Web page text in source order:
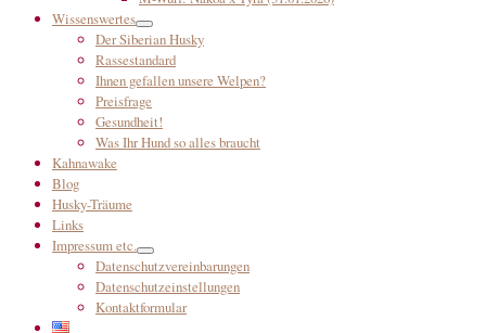
Wissenswertes
Der Siberian Husky
Rassestandard
Ihnen gefallen unsere Welpen?
Preisfrage
Gesundheit!
Was Ihr Hund so alles braucht
Kahnawake
Blog
Husky-Träume
Links
Impressum etc.
Datenschutzvereinbarungen
Datenschutzeinstellungen
Kontaktformular